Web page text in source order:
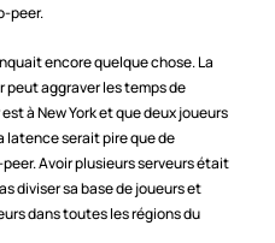
peer.
encore quelque chose. La
aggraver les temps de
à New York et que deux joueurs
latence serait pire que de
Avoir plusieurs serveurs était
diviser sa base de joueurs et
dans toutes les régions du